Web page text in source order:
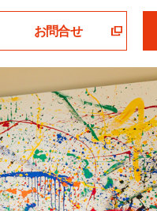
お問合せ